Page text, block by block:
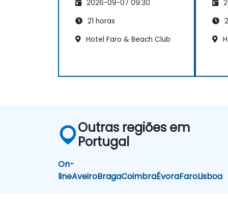
Sistemas Externos
2026-09-07 09:30
21 horas
Hotel Faro & Beach Club
Outras regiões em
Portugal
On-
lineAveiroBragaCoimbraÉvoraFaroLisboa